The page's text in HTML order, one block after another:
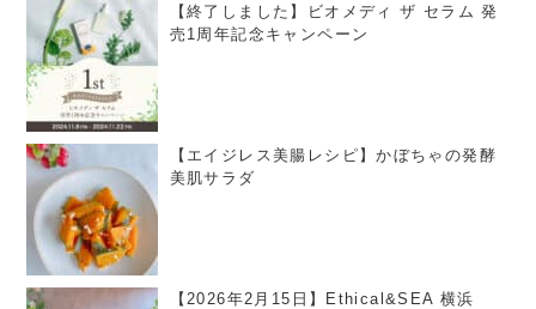
【終了しました】ビオメディ ザ セラム 発
売1周年記念キャンペーン
【エイジレス美腸レシピ】かぼちゃの発酵
美肌サラダ
【2026年2月15日】Ethical&SEA 横浜